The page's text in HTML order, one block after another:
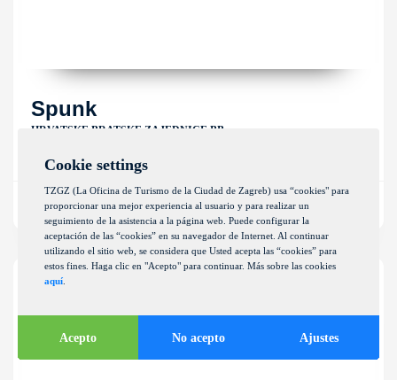
Spunk
HRVATSKE BRATSKE ZAJEDNICE BB
Discotecas y clubs
Cookie settings
TZGZ (La Oficina de Turismo de la Ciudad de Zagreb) usa “cookies" para
proporcionar una mejor experiencia al usuario y para realizar un
seguimiento de la asistencia a la página web. Puede configurar la
aceptación de las “cookies” en su navegador de Internet. Al continuar
utilizando el sitio web, se considera que Usted acepta las “cookies” para
estos fines. Haga clic en "Acepto" para continuar. Más sobre las cookies
aquí
Acepto No acepto Ajustes